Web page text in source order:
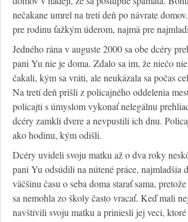
nečakane umrel na tretí deň po návrate
pre rodinu ťažkým úderom, najmä pre
Jedného rána v auguste 2000 sa obe dcéry
pani Yu nie je doma. Zdalo sa im, že niečo
čakali, kým sa vráti, ale neukázala sa počas
Na tretí deň prišli z policajného oddelenia
policajti s úmyslom vykonať nelegálnu
dcéry zamkli dvere a nevpustili ich dnu.
ako hodinu, kým odišli.
Dcéry uvideli svoju matku až o dva roky
pani Yu odsúdili na nútené práce, najmladšia
väčšinu času o seba doma starať sama,
sa nemohla zo školy často vracať. Keď mali
navštívili svoju matku a priniesli jej veci,